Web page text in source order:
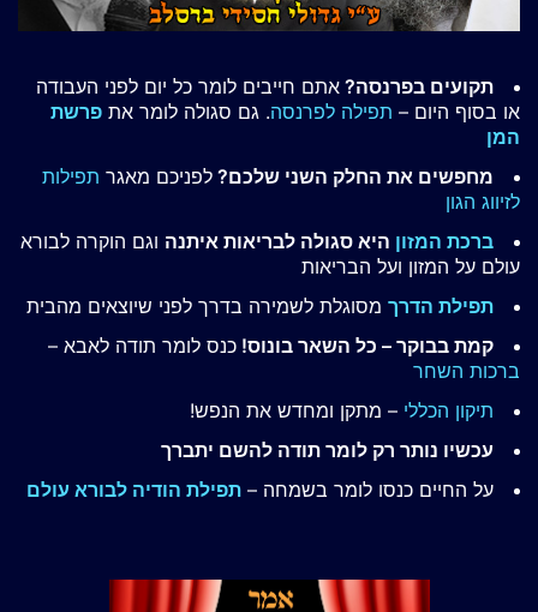
תקועים בפרנסה? אתם חייבים לומר כל יום לפני העבודה
או בסוף היום – תפילה לפרנסה. גם סגולה לומר את פרשת
המן
מחפשים את החלק השני שלכם? לפניכם מאגר תפילות
לזיווג הגון
ברכת המזון היא סגולה לבריאות איתנה וגם הוקרה לבורא
עולם על המזון ועל הבריאות
תפילת הדרך מסוגלת לשמירה בדרך לפני שיוצאים מהבית
קמת בבוקר – כל השאר בונוס! כנס לומר תודה לאבא –
ברכות השחר
תיקון הכללי – מתקן ומחדש את הנפש!
עכשיו נותר רק לומר תודה להשם יתברך
על החיים כנסו לומר בשמחה – תפילת הודיה לבורא עולם